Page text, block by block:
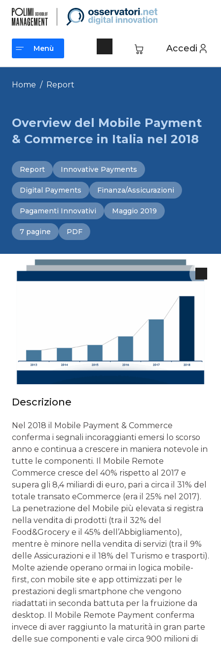
contenuto
Accedi
Menù
Menù
Home / Report
Overview del Mobile Payment
& Commerce in Italia nel 2018
Report Innovative Payments
Digital Payments Finanza/Assicurazioni
Pagamenti Innovativi Maggio 2019
7 pagine PDF
Descrizione
Nel 2018 il Mobile Payment & Commerce
conferma i segnali incoraggianti emersi lo scorso
anno e continua a crescere in maniera notevole in
tutte le componenti. Il Mobile Remote
Commerce cresce del 40% rispetto al 2017 e
supera gli 8,4 miliardi di euro, pari a circa il 31% del
totale transato eCommerce (era il 25% nel 2017).
La penetrazione del Mobile più elevata si registra
nella vendita di prodotti (tra il 32% del
Food&Grocery e il 45% dell’Abbigliamento),
mentre è minore nella vendita di servizi (tra il 9%
delle Assicurazioni e il 18% del Turismo e trasporti).
Molte aziende operano ormai in logica mobile-
first, con mobile site e app ottimizzati per le
prestazioni degli smartphone che vengono
riadattati in seconda battuta per la fruizione da
desktop. Il Mobile Remote Payment conferma
invece di aver raggiunto la maturità in gran parte
delle sue componenti e vale circa 900 milioni di